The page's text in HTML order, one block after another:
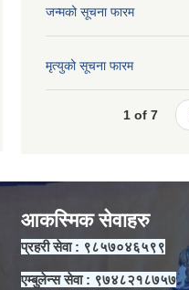
जन्मको सूचना फारम
मृत्युको सूचना फारम
1 of 7
आकस्मिक सेवाहरु
प्रहरी सेवा : ९८५७०४६५९९
एम्बुलेन्स सेवा : ९७४८२१८७५७